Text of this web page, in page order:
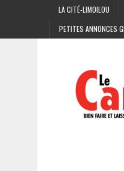
LA CITÉ-LIMOILOU
PETITES ANNONCES